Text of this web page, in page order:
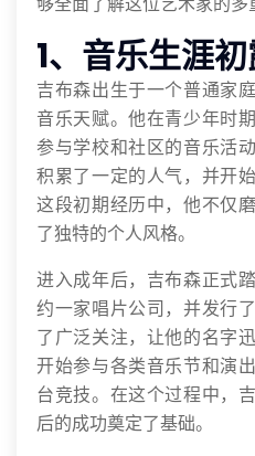
1、音乐生涯
吉布森出生于一个普通家
音乐天赋。他在青少年时
参与学校和社区的音乐活
积累了一定的人气，并开
这段初期经历中，他不仅
了独特的个人风格。
进入成年后，吉布森正式
约一家唱片公司，并发行
了广泛关注，让他的名字
开始参与各类音乐节和演
台竞技。在这个过程中，
后的成功奠定了基础。